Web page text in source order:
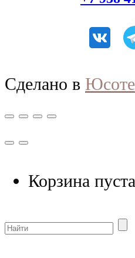
Сделано в Юсоте
Корзина